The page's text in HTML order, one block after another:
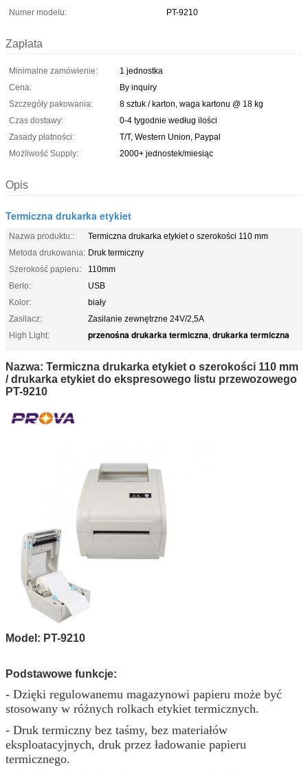
Numer modelu:
PT-9210
Zapłata
Minimalne zamówienie:
1 jednostka
Cena:
By inquiry
Szczegóły pakowania:
8 sztuk / karton, waga kartonu @ 18 kg
Czas dostawy:
0-4 tygodnie według ilości
Zasady płatności:
T/T, Western Union, Paypal
Możliwość Supply:
2000+ jednostek/miesiąc
Opis
Termiczna drukarka etykiet
Nazwa produktu::
Termiczna drukarka etykiet o szerokości 110 mm
Metoda drukowania: Druk termiczny
Szerokość papieru:
110mm
Berło:
USB
Kolor:
biały
Zasilacz:
Zasilanie zewnętrzne 24V/2,5A
High Light:
przenośna drukarka termiczna, drukarka termiczna
Nazwa: Termiczna drukarka etykiet o szerokości 110 mm
/ drukarka etykiet do ekspresowego listu przewozowego
PT-9210
Model: PT-9210
Podstawowe funkcje:
- Dzięki regulowanemu magazynowi papieru może być
stosowany w różnych rolkach etykiet termicznych.
- Druk termiczny bez taśmy, bez materiałów
eksploatacyjnych, druk przez ładowanie papieru
termicznego.